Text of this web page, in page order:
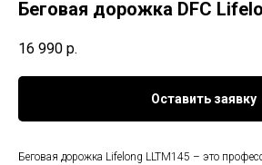
Беговая дорожка DFC
16 990 р.
Оставить заявку
Беговая дорожка Lifelong LLTM145 – это